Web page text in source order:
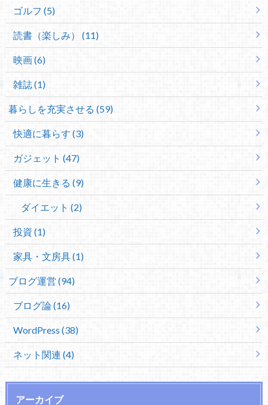
ゴルフ (5)
読書（楽しみ） (11)
映画 (6)
雑誌 (1)
暮らしを充実させる (59)
快適に暮らす (3)
ガジェット (47)
健康に生きる (9)
ダイエット (2)
投資 (1)
家具・文房具 (1)
ブログ運営 (94)
ブログ論 (16)
WordPress (38)
ネット関連 (4)
アーカイブ